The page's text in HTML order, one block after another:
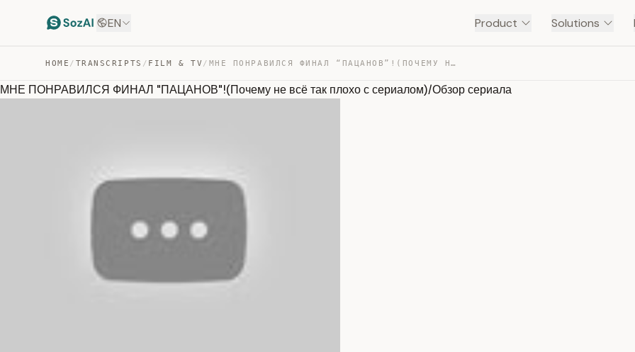
EN Product Solutions
HOME / TRANSCRIPTS / FILM & TV / МНЕ ПОНРАВИЛСЯ ФИНАЛ “ПАЦАНОВ”!(ПОЧЕМУ НЕ ВСЁ ТАК ПЛОХО… — TRANSCRIPT
МНЕ ПОНРАВИЛСЯ ФИНАЛ "ПАЦАНОВ"!(Почему не всё так плохо с сериалом)/Обзор сериала